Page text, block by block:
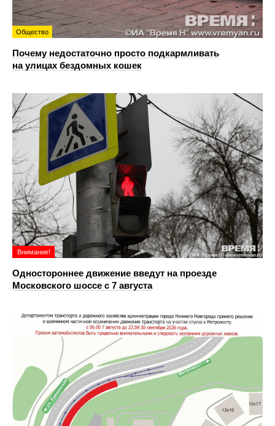
Общество
Почему недостаточно просто подкармливать
на улицах бездомных кошек
Внимание!
Одностороннее движение введут на проезде
Московского шоссе с 7 августа